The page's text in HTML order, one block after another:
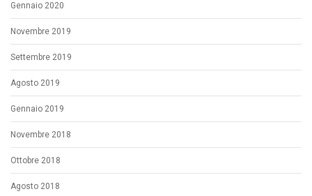
Gennaio 2020
Novembre 2019
Settembre 2019
Agosto 2019
Gennaio 2019
Novembre 2018
Ottobre 2018
Agosto 2018